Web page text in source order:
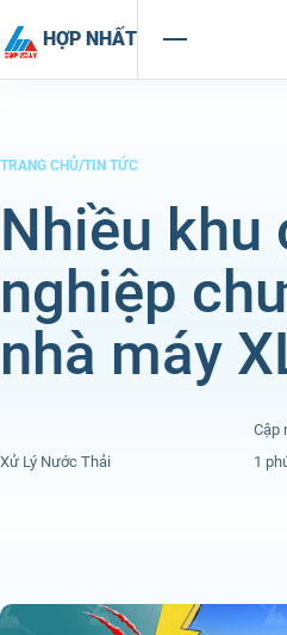
HỢP NHẤT
TRANG CHỦ/TIN TỨC
Nhiều khu
nghiệp
nhà máy
Cập
Xử Lý Nước Thải
1